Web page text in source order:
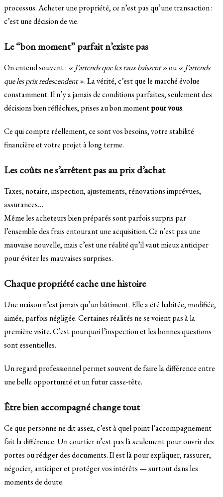
processus. Acheter une propriété, ce n’est pas qu’une transaction :
c’est une décision de vie.
Le “bon moment” parfait n’existe pas
On entend souvent : « J’attends que les taux baissent »ou « J’attends
que les prix redescendent ». La vérité, c’est que le marché évolue
constamment. Il n’y a jamais de conditions parfaites, seulement des
décisions bien réfléchies, prises au bon momentpour vous.
Ce qui compte réellement, ce sont vos besoins, votre stabilité
financière et votre projet à long terme.
Les coûts ne s’arrêtent pas au prix d’achat
Taxes, notaire, inspection, ajustements, rénovations imprévues,
assurances…
Même les acheteurs bien préparés sont parfois surpris par
l’ensemble des frais entourant une acquisition. Ce n’est pas une
mauvaise nouvelle, mais c’est une réalité qu’il vaut mieux anticiper
pour éviter les mauvaises surprises.
Chaque propriété cache une histoire
Une maison n’est jamais qu’un bâtiment. Elle a été habitée, modifiée,
aimée, parfois négligée. Certaines réalités ne se voient pas à la
première visite. C’est pourquoi l’inspection et les bonnes questions
sont essentielles.
Un regard professionnel permet souvent de faire la différence entre
une belle opportunité et un futur casse-tête.
Être bien accompagné change tout
Ce que personne ne dit assez, c’est à quel point l’accompagnement
fait la différence. Un courtier n’est pas là seulement pour ouvrir des
portes ou rédiger des documents. Il est là pour expliquer, rassurer,
négocier, anticiper et protéger vos intérêts — surtout dans les
moments de doute.